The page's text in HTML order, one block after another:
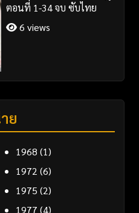
ตอนที่ 1-34 จบ ซับไทย
6 views
ย
1968 (1)
1972 (6)
1975 (2)
1977 (4)